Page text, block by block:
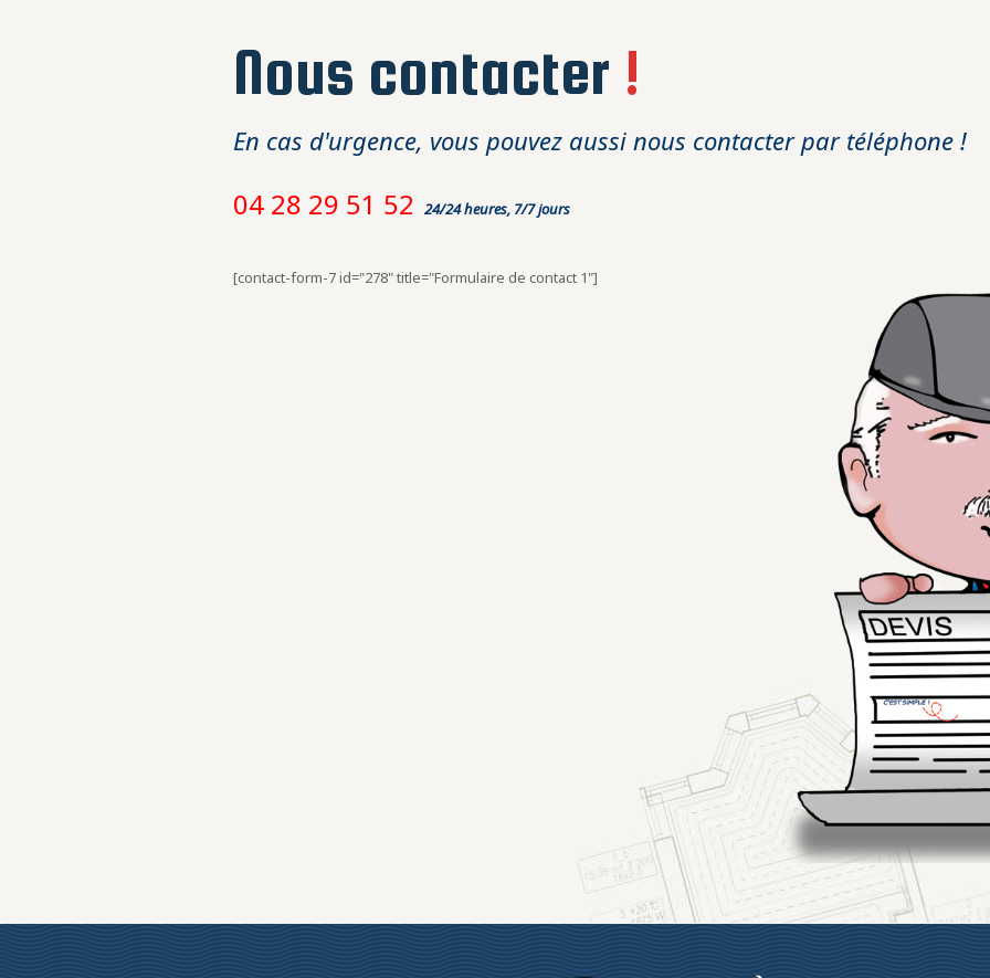
Nous contacter !
En cas d'urgence, vous pouvez aussi nous contacter par téléphone !
04 28 29 51 52 24/24 heures, 7/7 jours
[contact-form-7 id="278" title="Formulaire de contact 1"]